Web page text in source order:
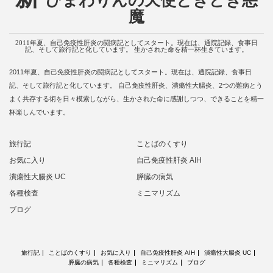
魔
2011年夏、自己免疫性肝炎の闘病記としてスタート。現在は、通院記録、食事日
記、そして旅行記と化しています。 生かされた命を精一杯生きています。
2011年夏、自己免疫性肝炎の闘病記としてスタート。現在は、通院記録、食事日
記、そして旅行記と化しています。 自己免疫性肝炎、潰瘍性大腸炎、2つの難病とう
まく共存する術を日々模索しながら、生かされた命に感謝しつつ、できることを精一
杯楽しんでいます。
旅行記
ことばのくすり
お気に入り
自己免疫性肝炎 AIH
潰瘍性大腸炎 UC
膵臓の病気
各種検査
ミニマリズム
ブログ
旅行記 ことばのくすり お気に入り 自己免疫性肝炎 AIH
潰瘍性大腸炎 UC
膵臓の病気
各種検査 ミニマリズム ブログ